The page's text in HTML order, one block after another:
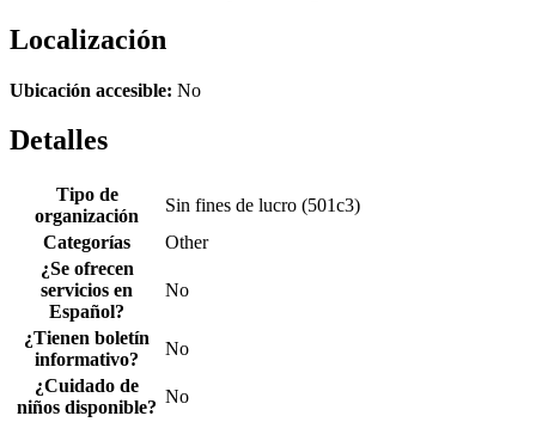
Localización
Ubicación accesible: No
Detalles
Tipo de
organización
Sin fines de lucro (501c3)
Categorías
Other
¿Se ofrecen
servicios en
Español?
No
¿Tienen boletín
informativo?
No
¿Cuidado de
niños disponible?
No